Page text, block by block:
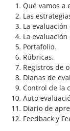
Qué vamos a
Las
La
La
Portafolio.
Rúbricas.
Registros de
Dianas de
Control de la
Auto
Diario de
Feedback y